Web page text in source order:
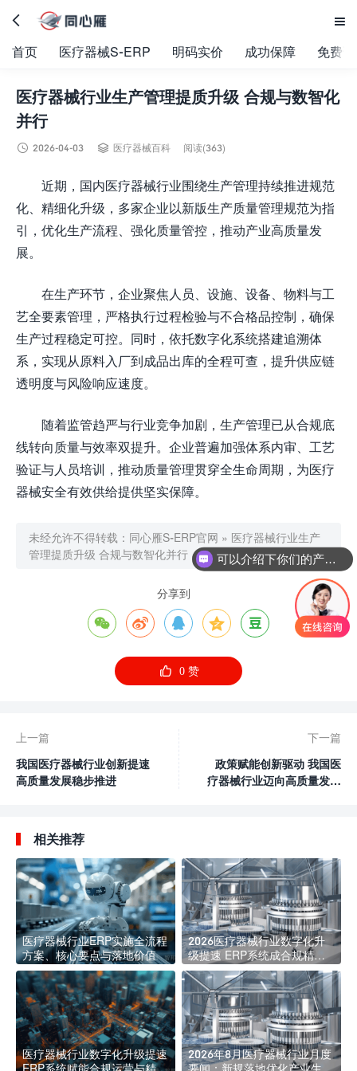
 
首页 医疗器械S-ERP 明码实价 成功保障 免费
医疗器械行业生产管理提质升级 合规与数智化
并行
 2026-04-03  医疗器械百科 阅读(363)
近期，国内医疗器械行业围绕生产管理持续推进规范
化、精细化升级，多家企业以新版生产质量管理规范为指
引，优化生产流程、强化质量管控，推动产业高质量发
展。
在生产环节，企业聚焦人员、设施、设备、物料与工
艺全要素管理，严格执行过程检验与不合格品控制，确保
生产过程稳定可控。同时，依托数字化系统搭建追溯体
系，实现从原料入厂到成品出库的全程可查，提升供应链
透明度与风险响应速度。
随着监管趋严与行业竞争加剧，生产管理已从合规底
线转向质量与效率双提升。企业普遍加强体系内审、工艺
验证与人员培训，推动质量管理贯穿全生命周期，为医疗
器械安全有效供给提供坚实保障。
未经允许不得转载： 同心雁S-ERP官网 » 医疗器械行业生产
管理提质升级 合规与数智化并行
分享到
    
 0赞
上一篇
我国医疗器械行业创新提速
高质量发展稳步推进
下一篇
政策赋能创新驱动 我国医
疗器械行业迈向高质量发展
相关推荐
医疗器械行业ERP实施全流程
方案、核心要点与落地价值
2026医疗器械行业数字化升
级提速 ERP系统成合规精益
管理核心标配
医疗器械行业数字化升级提速
ERP系统赋能合规运营与精益
2026年8月医疗器械行业月度
要闻：新规落地优化产业生态
可以介绍下你们的产品么